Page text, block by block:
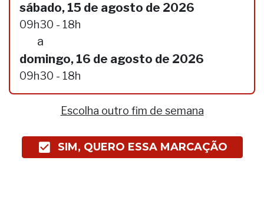
sábado, 15 de agosto de 2026
09h30 - 18h
a
domingo, 16 de agosto de 2026
09h30 - 18h
Escolha outro fim de semana
SIM, QUERO ESSA MARCAÇÃO